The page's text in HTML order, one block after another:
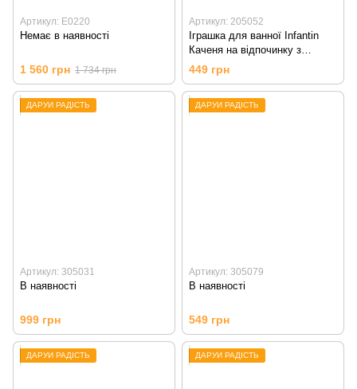
Артикул: E0220
Немає в наявності
1 560 грн 1 734 грн
Артикул: 205052
Іграшка для ванної Infantin
Каченя на відпочинку з
тестером води (205052)
449 грн
ДАРУЙ РАДІСТЬ
Артикул: 305031
В наявності
999 грн
ДАРУЙ РАДІСТЬ
Артикул: 305079
В наявності
549 грн
ДАРУЙ РАДІСТЬ ДАРУЙ РАДІСТЬ